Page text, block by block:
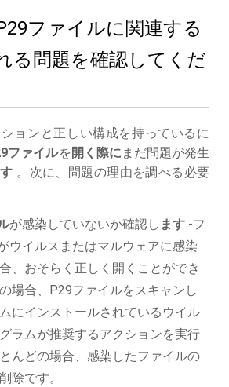
ファイルに関連する
る問題を確認してくだ
ョンと正しい構成を持っているに
ファイルを 開く際に まだ問題が発生
。次に、問題の理由を調べる必要
が感染していないか確認し ます -フ
ウイルスまたはマルウェアに感染
、おそらく正しく開くことができ
場合、P29ファイルをスキャンし
にインストールされているウイル
ラムが推奨するアクションを実行
んどの場合、感染したファイルの
除です。